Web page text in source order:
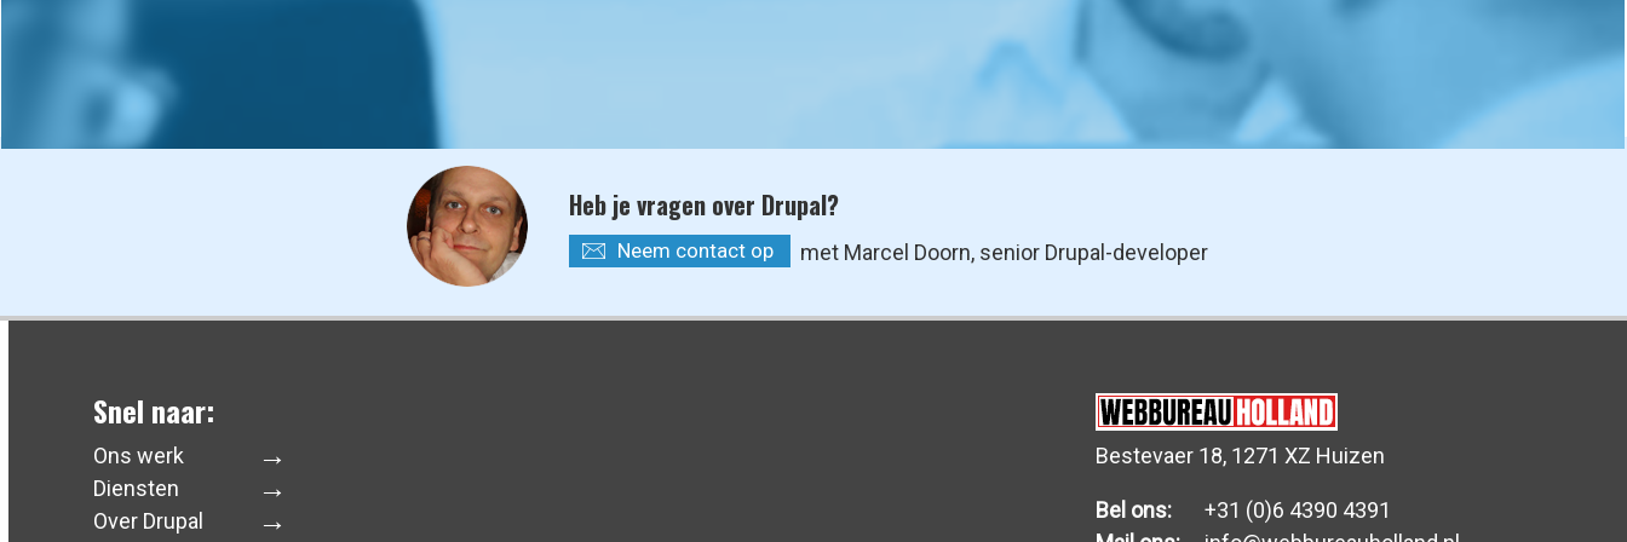
Heb je vragen over Drupal?
Neem contact op met Marcel Doorn, senior Drupal-developer
Snel naar:
Ons werk
Diensten
Over Drupal
Bestevaer 18, 1271 XZ Huizen
Bel ons:
+31 (0)6 4390 4391